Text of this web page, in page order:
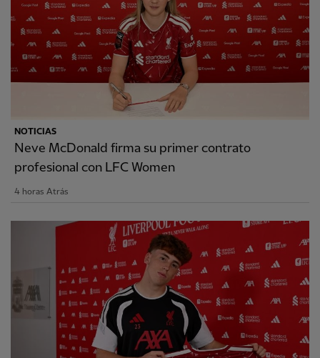
NOTICIAS
Neve McDonald firma su primer contrato
profesional con LFC Women
4 horas Atrás